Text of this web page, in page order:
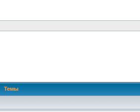
Темы